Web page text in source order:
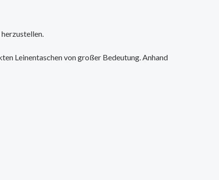
herzustellen.
Leinentaschen von großer Bedeutung. Anhand